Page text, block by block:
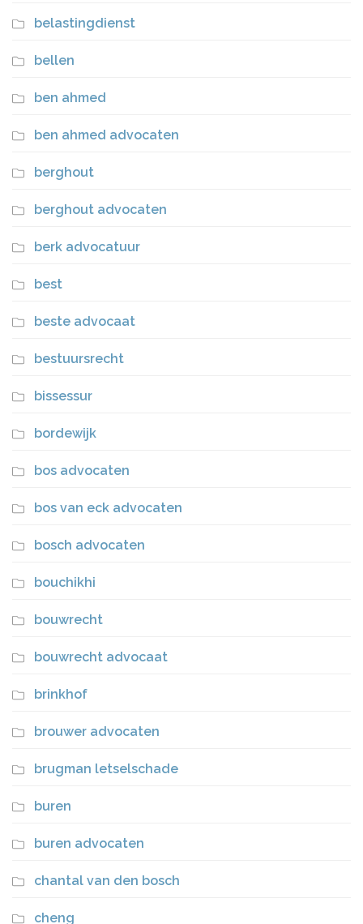
belastingdienst
bellen
ben ahmed
ben ahmed advocaten
berghout
berghout advocaten
berk advocatuur
best
beste advocaat
bestuursrecht
bissessur
bordewijk
bos advocaten
bos van eck advocaten
bosch advocaten
bouchikhi
bouwrecht
bouwrecht advocaat
brinkhof
brouwer advocaten
brugman letselschade
buren
buren advocaten
chantal van den bosch
cheng